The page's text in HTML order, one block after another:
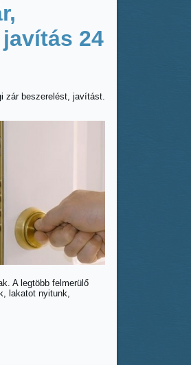
24
zár beszerelést, javítást.
A legtöbb felmerülő
lakatot nyitunk,